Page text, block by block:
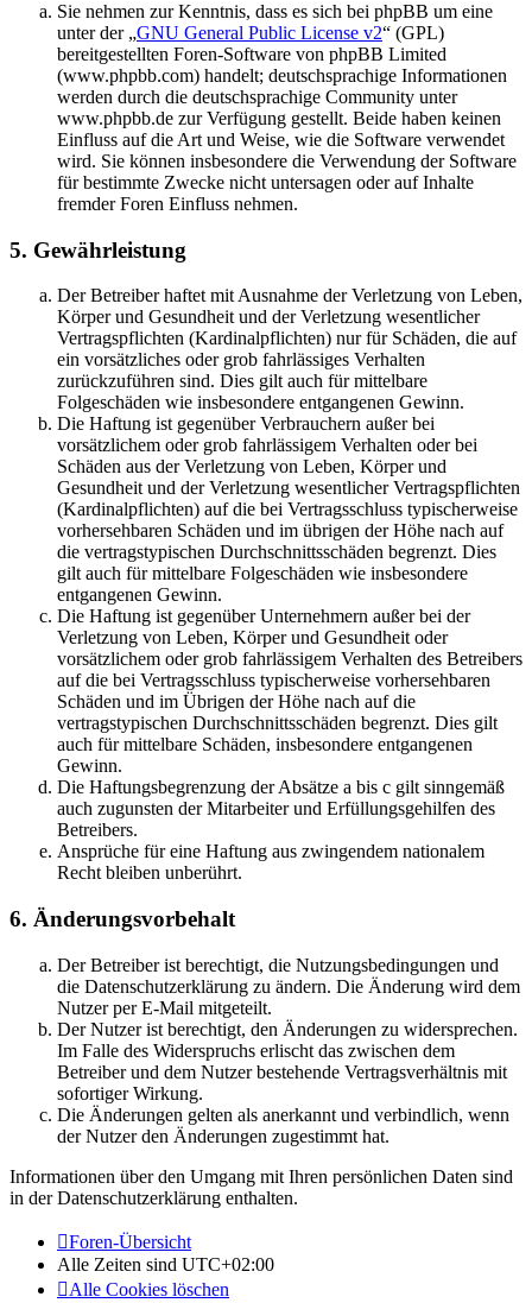
Sie nehmen zur Kenntnis, dass es sich bei phpBB um eine
unter der „GNU General Public License v2“ (GPL)
bereitgestellten Foren-Software von phpBB Limited
(www.phpbb.com) handelt; deutschsprachige Informationen
werden durch die deutschsprachige Community unter
www.phpbb.de zur Verfügung gestellt. Beide haben keinen
Einfluss auf die Art und Weise, wie die Software verwendet
wird. Sie können insbesondere die Verwendung der Software
für bestimmte Zwecke nicht untersagen oder auf Inhalte
fremder Foren Einfluss nehmen.
5. Gewährleistung
Der Betreiber haftet mit Ausnahme der Verletzung von Leben,
Körper und Gesundheit und der Verletzung wesentlicher
Vertragspflichten (Kardinalpflichten) nur für Schäden, die auf
ein vorsätzliches oder grob fahrlässiges Verhalten
zurückzuführen sind. Dies gilt auch für mittelbare
Folgeschäden wie insbesondere entgangenen Gewinn.
Die Haftung ist gegenüber Verbrauchern außer bei
vorsätzlichem oder grob fahrlässigem Verhalten oder bei
Schäden aus der Verletzung von Leben, Körper und
Gesundheit und der Verletzung wesentlicher Vertragspflichten
(Kardinalpflichten) auf die bei Vertragsschluss typischerweise
vorhersehbaren Schäden und im übrigen der Höhe nach auf
die vertragstypischen Durchschnittsschäden begrenzt. Dies
gilt auch für mittelbare Folgeschäden wie insbesondere
entgangenen Gewinn.
Die Haftung ist gegenüber Unternehmern außer bei der
Verletzung von Leben, Körper und Gesundheit oder
vorsätzlichem oder grob fahrlässigem Verhalten des Betreibers
auf die bei Vertragsschluss typischerweise vorhersehbaren
Schäden und im Übrigen der Höhe nach auf die
vertragstypischen Durchschnittsschäden begrenzt. Dies gilt
auch für mittelbare Schäden, insbesondere entgangenen
Gewinn.
Die Haftungsbegrenzung der Absätze a bis c gilt sinngemäß
auch zugunsten der Mitarbeiter und Erfüllungsgehilfen des
Betreibers.
Ansprüche für eine Haftung aus zwingendem nationalem
Recht bleiben unberührt.
6. Änderungsvorbehalt
Der Betreiber ist berechtigt, die Nutzungsbedingungen und
die Datenschutzerklärung zu ändern. Die Änderung wird dem
Nutzer per E-Mail mitgeteilt.
Der Nutzer ist berechtigt, den Änderungen zu widersprechen.
Im Falle des Widerspruchs erlischt das zwischen dem
Betreiber und dem Nutzer bestehende Vertragsverhältnis mit
sofortiger Wirkung.
Die Änderungen gelten als anerkannt und verbindlich, wenn
der Nutzer den Änderungen zugestimmt hat.
Informationen über den Umgang mit Ihren persönlichen Daten sind
in der Datenschutzerklärung enthalten.
Foren-Übersicht
Alle Zeiten sind UTC+02:00
Alle Cookies löschen